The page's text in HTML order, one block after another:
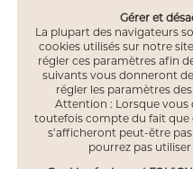
Gérer et
La plupart des navigateurs
cookies utilisés sur notre
régler ces paramètres afin
suivants vous donneront
régler les paramètres
Attention : Lorsque vous
toutefois compte du fait que
s’afficheront peut-être
pourrez pas